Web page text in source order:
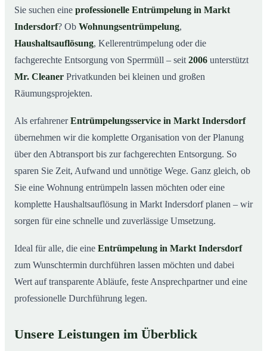
03Was kostet eine Entrümpelung in Markt Indersdorf?
04Warum Mr. Cleaner in Markt Indersdorf?
05Typische Anlässe für eine Entrümpelung
Jetzt Angebot einholen
Profis
Sie suchen eine professionelle Entrümpelung in Markt
Indersdorf? Ob Wohnungsentrümpelung,
Haushaltsauflösung, Kellerentrümpelung oder die
fachgerechte Entsorgung von Sperrmüll – seit 2006 unterstützt
Mr. Cleaner Privatkunden bei kleinen und großen
Räumungsprojekten.
Als erfahrenerEntrümpelungsservice in Markt Indersdorf
übernehmen wir die komplette Organisation von der Planung
über den Abtransport bis zur fachgerechten Entsorgung. So
sparen Sie Zeit, Aufwand und unnötige Wege. Ganz gleich, ob
Sie eine Wohnung entrümpeln lassen möchten oder eine
komplette Haushaltsauflösung in Markt Indersdorf planen – wir
sorgen für eine schnelle und zuverlässige Umsetzung.
Ideal für alle, die eine Entrümpelung in Markt Indersdorf
zum Wunschtermin durchführen lassen möchten und dabei
Wert auf transparente Abläufe, feste Ansprechpartner und eine
professionelle Durchführung legen.
Unsere Leistungen im Überblick